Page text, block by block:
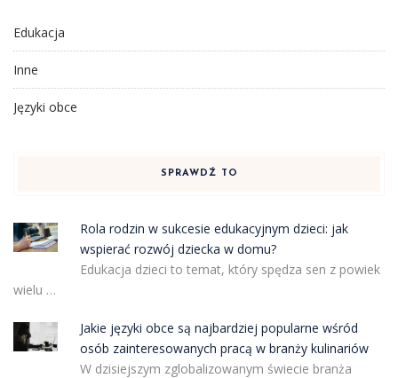
Edukacja
Inne
Języki obce
SPRAWDŹ TO
Rola rodzin w sukcesie edukacyjnym dzieci: jak
wspierać rozwój dziecka w domu?
Edukacja dzieci to temat, który spędza sen z powiek
wielu …
Jakie języki obce są najbardziej popularne wśród
osób zainteresowanych pracą w branży kulinariów
W dzisiejszym zglobalizowanym świecie branża